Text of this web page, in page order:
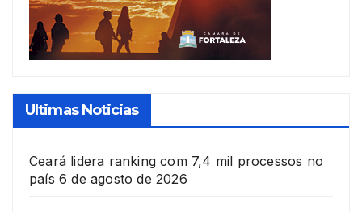
Ultimas Noticias
Ceará lidera ranking com 7,4 mil processos no
país 6 de agosto de 2026